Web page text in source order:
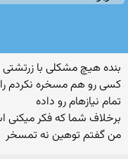
بنده هیچ مشكلی با زرتشتی
كسی رو هم مسخره نكردم
تمام نیازهام رو داده
برخلاف شما كه فكر میكنی
من گفتم توهین نه تمسخر